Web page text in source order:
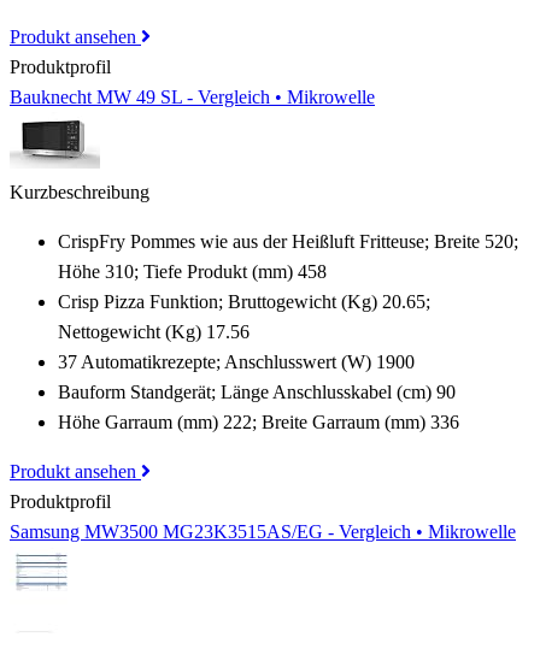
Produkt ansehen
Produktprofil
Bauknecht MW 49 SL - Vergleich • Mikrowelle
Kurzbeschreibung
CrispFry Pommes wie aus der Heißluft Fritteuse; Breite 520;
Höhe 310; Tiefe Produkt (mm) 458
Crisp Pizza Funktion; Bruttogewicht (Kg) 20.65;
Nettogewicht (Kg) 17.56
37 Automatikrezepte; Anschlusswert (W) 1900
Bauform Standgerät; Länge Anschlusskabel (cm) 90
Höhe Garraum (mm) 222; Breite Garraum (mm) 336
Produkt ansehen
Produktprofil
Samsung MW3500 MG23K3515AS/EG - Vergleich • Mikrowelle